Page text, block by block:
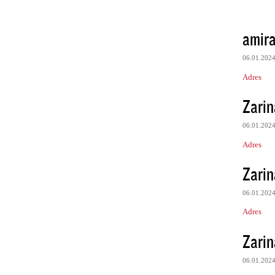
06.01.2024
Adres
06.01.2024
Adres
06.01.2024
Adres
06.01.2024